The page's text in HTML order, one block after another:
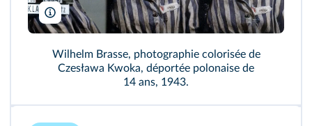
Faces of Auschwitz/DR
Wilhelm Brasse, photographie colorisée de
Czesława Kwoka, déportée polonaise de
14 ans, 1943.